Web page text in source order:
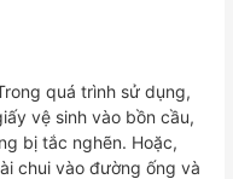
quá trình sử dụng,
vệ sinh vào bồn cầu,
bị tắc nghẽn. Hoặc,
chui vào đường ống và